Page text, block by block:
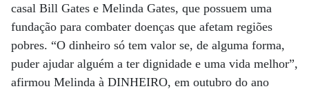
casal Bill Gates e Melinda Gates, que possuem uma
fundação para combater doenças que afetam regiões
pobres. “O dinheiro só tem valor se, de alguma forma,
puder ajudar alguém a ter dignidade e uma vida melhor”,
afirmou Melinda à DINHEIRO, em outubro do ano